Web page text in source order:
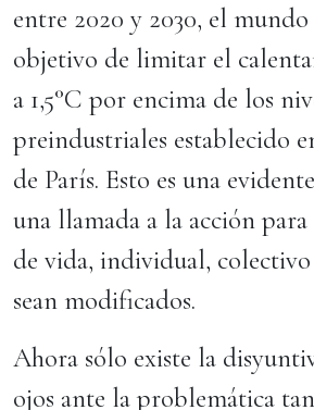
entre 2020 y 2030, el
objetivo de limitar el
a 1,5°C por encima de los
preindustriales establecido
de París. Esto es una
una llamada a la acción
de vida, individual,
sean modificados.
Ahora sólo existe la
ojos ante la problemática